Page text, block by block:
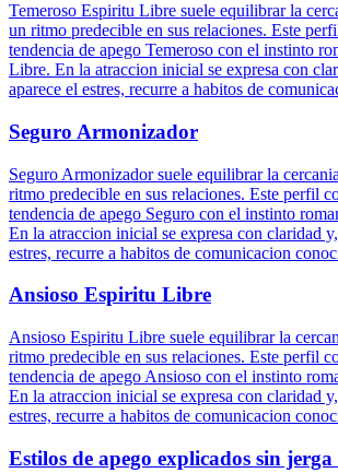
Temeroso Espiritu Libre suele equilibrar la
un ritmo predecible en sus relaciones. Este
tendencia de apego Temeroso con el instinto
Libre. En la atraccion inicial se expresa con
aparece el estres, recurre a habitos de
Seguro Armonizador
Seguro Armonizador suele equilibrar la
ritmo predecible en sus relaciones. Este perfil
tendencia de apego Seguro con el instinto
En la atraccion inicial se expresa con claridad
estres, recurre a habitos de comunicacion
Ansioso Espiritu Libre
Ansioso Espiritu Libre suele equilibrar la
ritmo predecible en sus relaciones. Este perfil
tendencia de apego Ansioso con el instinto
En la atraccion inicial se expresa con claridad
estres, recurre a habitos de comunicacion
Estilos de apego explicados sin